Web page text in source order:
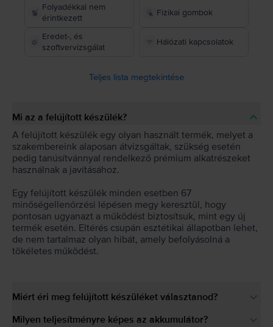
Folyadékkal nem
érintkezett
Fizikai gombok
Eredet-, és
szoftvervizsgálat
Hálózati kapcsolatok
Teljes lista megtekintése
Mi az a felújított készülék?
A felújított készülék egy olyan használt termék, melyet a
szakembereink alaposan átvizsgáltak, szükség esetén
pedig tanúsítvánnyal rendelkező prémium alkatrészeket
használnak a javításához.
Egy felújított készülék minden esetben 67
minőségellenőrzési lépésen megy keresztül, hogy
pontosan ugyanazt a működést biztosítsuk, mint egy új
termék esetén. Eltérés csupán esztétikai állapotban lehet,
de nem tartalmaz olyan hibát, amely befolyásolná a
tökéletes működést.
Miért éri meg felújított készüléket választanod?
Milyen teljesítményre képes az akkumulátor?